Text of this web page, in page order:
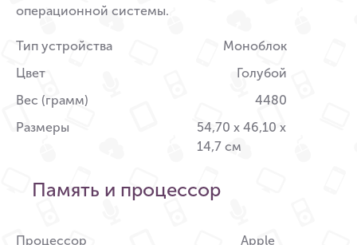
операционной системы.
Тип устройства
Моноблок
Цвет
Голубой
Вес (грамм)
4480
Размеры
54,70 x 46,10 x
14,7 см
Память и процессор
Процессор
Apple